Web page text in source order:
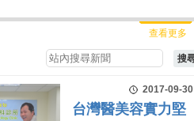
查看更多
2017-09-30
台灣醫美容實力堅